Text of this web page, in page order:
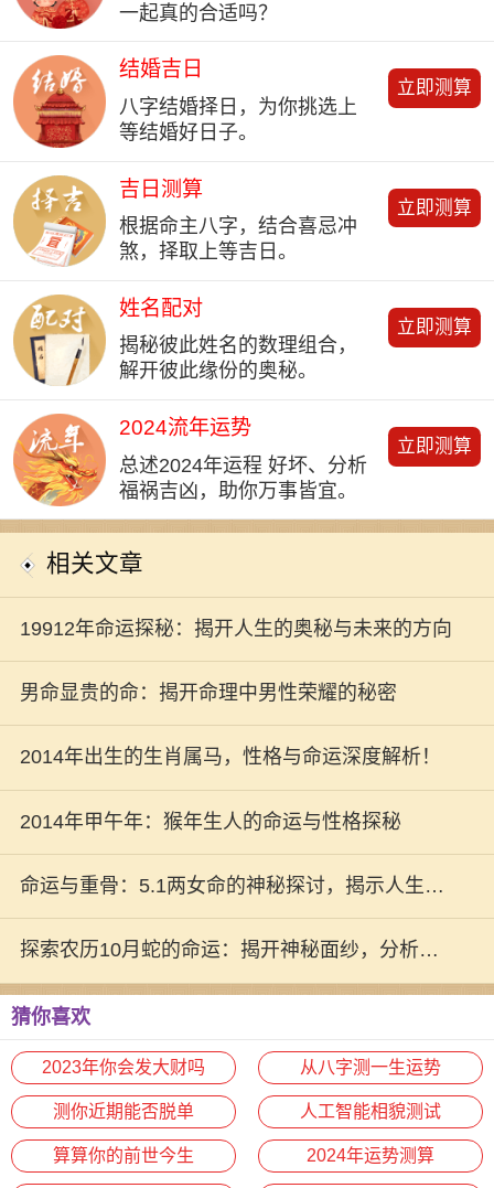
一起真的合适吗？
结婚吉日
八字结婚择日，为你挑选上
等结婚好日子。
立即测算
吉日测算
根据命主八字，结合喜忌冲
煞，择取上等吉日。
立即测算
姓名配对
揭秘彼此姓名的数理组合，
解开彼此缘份的奥秘。
立即测算
2024流年运势
总述2024年运程 好坏、分析
福祸吉凶，助你万事皆宜。
立即测算
相关文章
19912年命运探秘：揭开人生的奥秘与未来的方向
男命显贵的命：揭开命理中男性荣耀的秘密
2014年出生的生肖属马，性格与命运深度解析！
2014年甲午年：猴年生人的命运与性格探秘
命运与重骨：5.1两女命的神秘探讨，揭示人生奥
秘！
探索农历10月蛇的命运：揭开神秘面纱，分析命
理奥秘
猜你喜欢
2023年你会发大财吗 从八字测一生运势
测你近期能否脱单 人工智能相貌测试
算算你的前世今生 2024年运势测算